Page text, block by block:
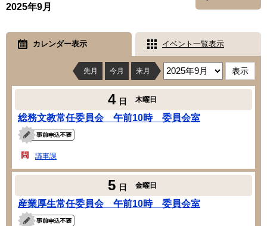
2025年9月
カレンダー表示 イベント一覧表示
先月 今月 来月
4 日 木曜日
総務文教常任委員会 午前10時 委員会室
議事課
5 日 金曜日
産業厚生常任委員会 午前10時 委員会室